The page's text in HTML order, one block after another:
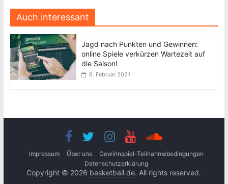
Auch interessant
Jagd nach Punkten und Gewinnen:
online Spiele verkürzen Wartezeit auf
die Saison!
8. Februar 2021
Impressum Über uns
Gewinnspiel-Teilnahmebedingungen
Datenschutzerklärung
Copyright © 2026 basketball.de. All rights reserved.